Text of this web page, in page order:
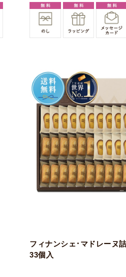
フィナンシェ･マドレーヌ
33個入